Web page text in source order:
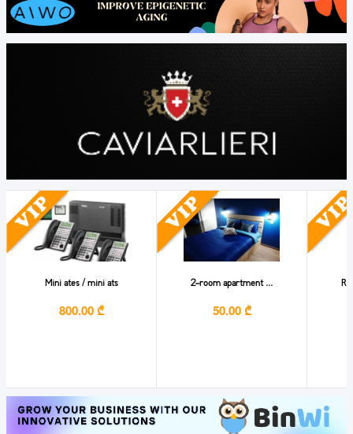
Mini ates / mini ats
800.00 ₾
2-room apartment ...
50.00 ₾